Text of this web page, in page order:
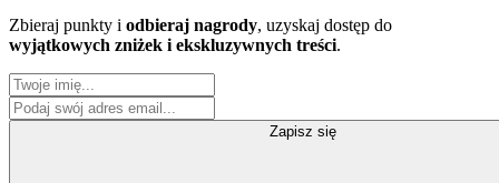
Zbieraj punkty i odbieraj nagrody, uzyskaj dostęp do
wyjątkowych zniżek i ekskluzywnych treści.
Zapisz się